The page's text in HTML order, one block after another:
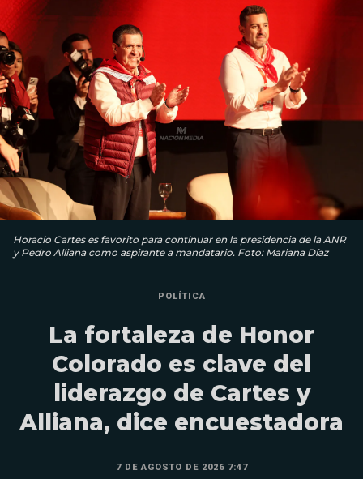
Horacio Cartes es favorito para continuar en la presidencia de la ANR
y Pedro Alliana como aspirante a mandatario. Foto: Mariana Díaz
POLÍTICA
La fortaleza de Honor
Colorado es clave del
liderazgo de Cartes y
Alliana, dice encuestadora
7 DE AGOSTO DE 2026 7:47